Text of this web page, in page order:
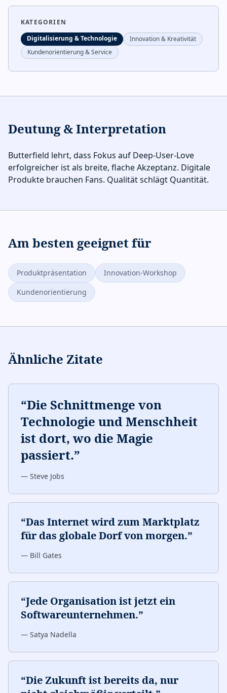
KATEGORIEN
Digitalisierung & Technologie
Innovation & Kreativität
Kundenorientierung & Service
Deutung & Interpretation
Butterfield lehrt, dass Fokus auf Deep-User-Love
erfolgreicher ist als breite, flache Akzeptanz. Digitale
Produkte brauchen Fans. Qualität schlägt Quantität.
Am besten geeignet für
Produktpräsentation
Innovation-Workshop
Kundenorientierung
Ähnliche Zitate
“Die Schnittmenge von
Technologie und Menschheit
ist dort, wo die Magie
passiert.”
— Steve Jobs
“Das Internet wird zum Marktplatz
für das globale Dorf von morgen.”
— Bill Gates
“Jede Organisation ist jetzt ein
Softwareunternehmen.”
— Satya Nadella
“Die Zukunft ist bereits da, nur